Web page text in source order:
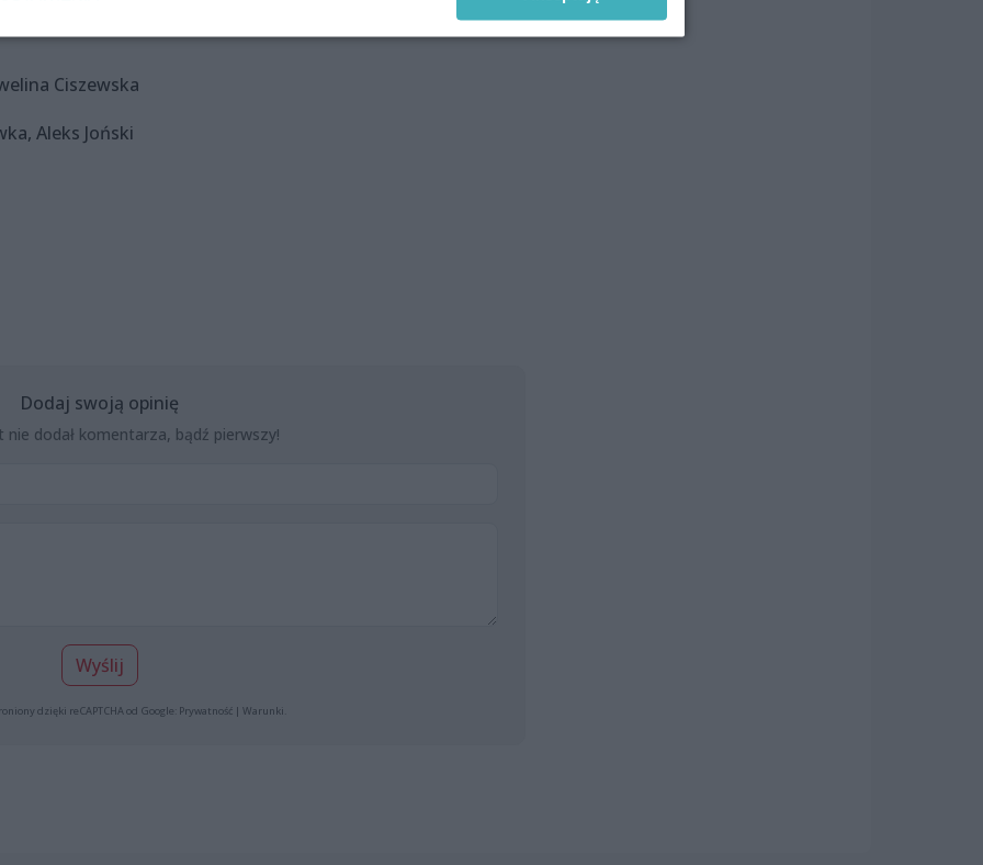
Ciszewska
Aleks Joński
Dodaj swoją opinię
nie dodał komentarza, bądź pierwszy!
Wyślij
dzięki reCAPTCHA od Google: Prywatność| Warunki